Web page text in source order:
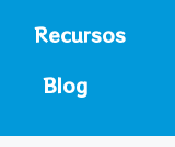
Recursos
Blog